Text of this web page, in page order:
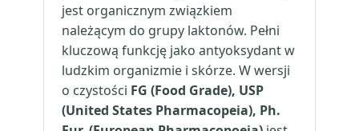
jest organicznym związkiem
należącym do grupy laktonów. Pełni
kluczową funkcję jako antyoksydant w
ludzkim organizmie i skórze. W wersji
o czystości FG (Food Grade), USP
(United States Pharmacopeia), Ph.